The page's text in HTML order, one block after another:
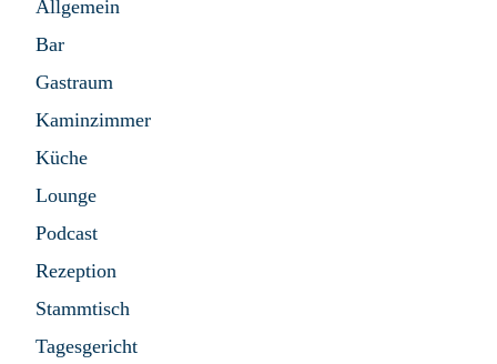
Allgemein
Bar
Gastraum
Kaminzimmer
Küche
Lounge
Podcast
Rezeption
Stammtisch
Tagesgericht